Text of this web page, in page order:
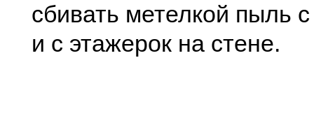
сбивать метелкой пыль
и с этажерок на стене.